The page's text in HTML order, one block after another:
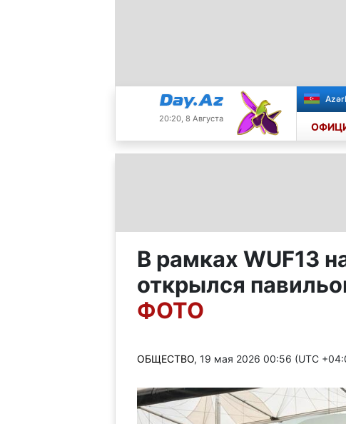
20:20, 8 Августа
В рамках WUF13
открылся
ФОТО
ОБЩЕСТВО, 19 мая 2026 00:56 (UTC